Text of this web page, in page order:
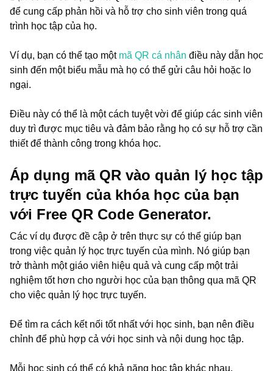
để cung cấp phản hồi và hỗ trợ cho sinh viên trong quá
trình học tập của họ.
Ví dụ, bạn có thể tạo một mã QR cá nhân điều này dẫn học
sinh đến một biểu mẫu mà họ có thể gửi câu hỏi hoặc lo
ngại.
Điều này có thể là một cách tuyệt vời để giúp các sinh viên
duy trì được mục tiêu và đảm bảo rằng họ có sự hỗ trợ cần
thiết để thành công trong khóa học.
Áp dụng mã QR vào quản lý học tập
trực tuyến của khóa học của bạn
với Free QR Code Generator.
Các ví dụ được đề cập ở trên thực sự có thể giúp bạn
trong việc quản lý học trực tuyến của mình. Nó giúp bạn
trở thành một giáo viên hiệu quả và cung cấp một trải
nghiệm tốt hơn cho người học của bạn thông qua mã QR
cho việc quản lý học trực tuyến.
Để tìm ra cách kết nối tốt nhất với học sinh, bạn nên điều
chỉnh để phù hợp cả với học sinh và nội dung học tập.
Mỗi học sinh có thể có khả năng học tập khác nhau,